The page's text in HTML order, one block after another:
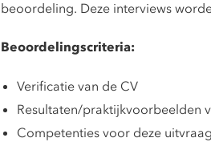
beoordeling. Deze interviews
Beoordelingscriteria:
Verificatie van de CV
Resultaten/praktijkvoorbeelden
Competenties voor deze